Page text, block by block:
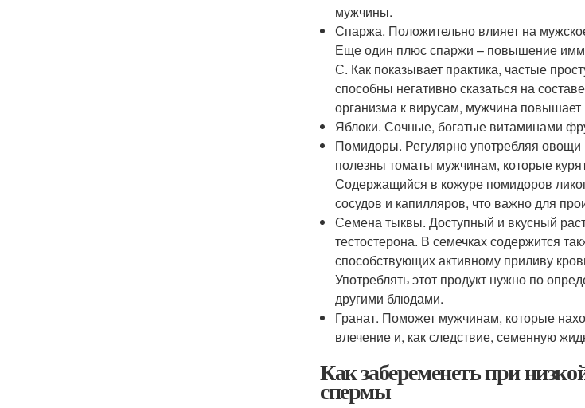
мужчины.
Спаржа. Положительно влияет на
Еще один плюс спаржи – повышение
С. Как показывает практика, частые
способны негативно сказаться на
организма к вирусам, мужчина повышает
Яблоки. Сочные, богатые витаминами
Помидоры. Регулярно употребляя
полезны томаты мужчинам, которые
Содержащийся в кожуре помидоров
сосудов и капилляров, что важно для
Семена тыквы. Доступный и вкусный
тестостерона. В семечках содержится
способствующих активному приливу
Употреблять этот продукт нужно по
другими блюдами.
Гранат. Поможет мужчинам, которые
влечение и, как следствие, семенную
Как забеременеть при
спермы